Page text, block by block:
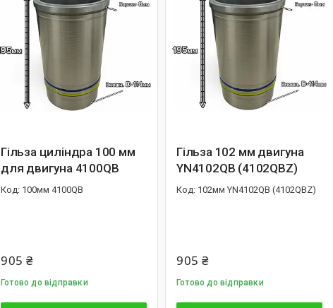
Гільза циліндра 100 мм
для двигуна 4100QB
100мм 4100QB
905 ₴
Готово до відправки
Гільза 102 мм двигуна
YN4102QB (4102QBZ)
102мм YN4102QB (4102QBZ)
905 ₴
Готово до відправки